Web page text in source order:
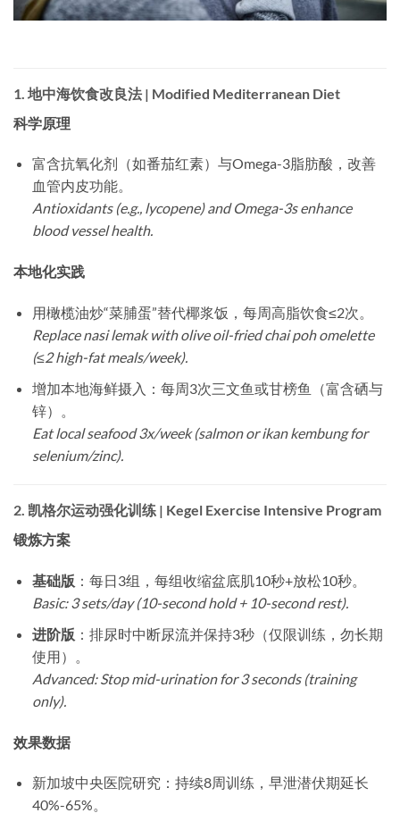
1. 地中海饮食改良法 | Modified Mediterranean Diet
科学原理
富含抗氧化剂（如番茄红素）与Omega-3脂肪酸，改善
血管内皮功能。
Antioxidants (e.g., lycopene) and Omega-3s enhance
blood vessel health.
本地化实践
用橄榄油炒“菜脯蛋”替代椰浆饭，每周高脂饮食≤2次。
Replace nasi lemak with olive oil-fried chai poh omelette
(≤2 high-fat meals/week).
增加本地海鲜摄入：每周3次三文鱼或甘榜鱼（富含硒与
锌）。
Eat local seafood 3x/week (salmon or ikan kembung for
selenium/zinc).
2. 凯格尔运动强化训练 | Kegel Exercise Intensive Program
锻炼方案
基础版 ：每日3组，每组收缩盆底肌10秒+放松10秒。
Basic: 3 sets/day (10-second hold + 10-second rest).
进阶版 ：排尿时中断尿流并保持3秒（仅限训练，勿长期
使用）。
Advanced: Stop mid-urination for 3 seconds (training
only).
效果数据
新加坡中央医院研究：持续8周训练，早泄潜伏期延长
40%-65%。